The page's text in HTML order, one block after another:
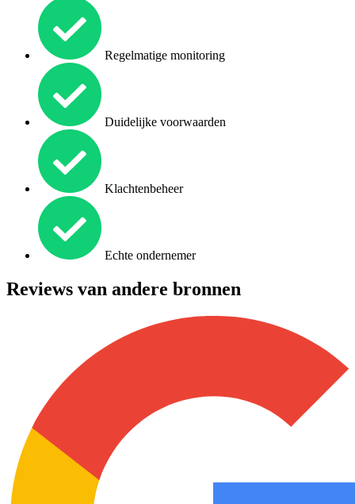
Regelmatige monitoring
Duidelijke voorwaarden
Klachtenbeheer
Echte ondernemer
Reviews van andere bronnen